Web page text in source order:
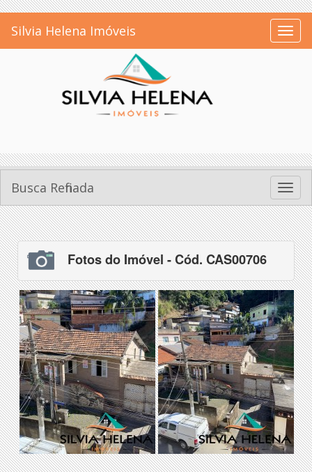
Toggle
Silvia Helena Imóveis
Toggle
Busca Refinada
Fotos do Imóvel - Cód. CAS00706